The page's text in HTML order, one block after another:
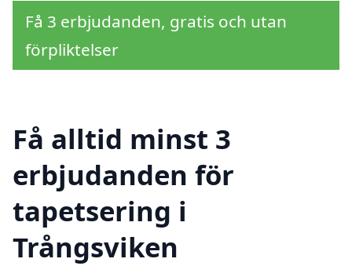
Få 3 erbjudanden, gratis och utan
förpliktelser
Få alltid minst 3
erbjudanden för
tapetsering i
Trångsviken